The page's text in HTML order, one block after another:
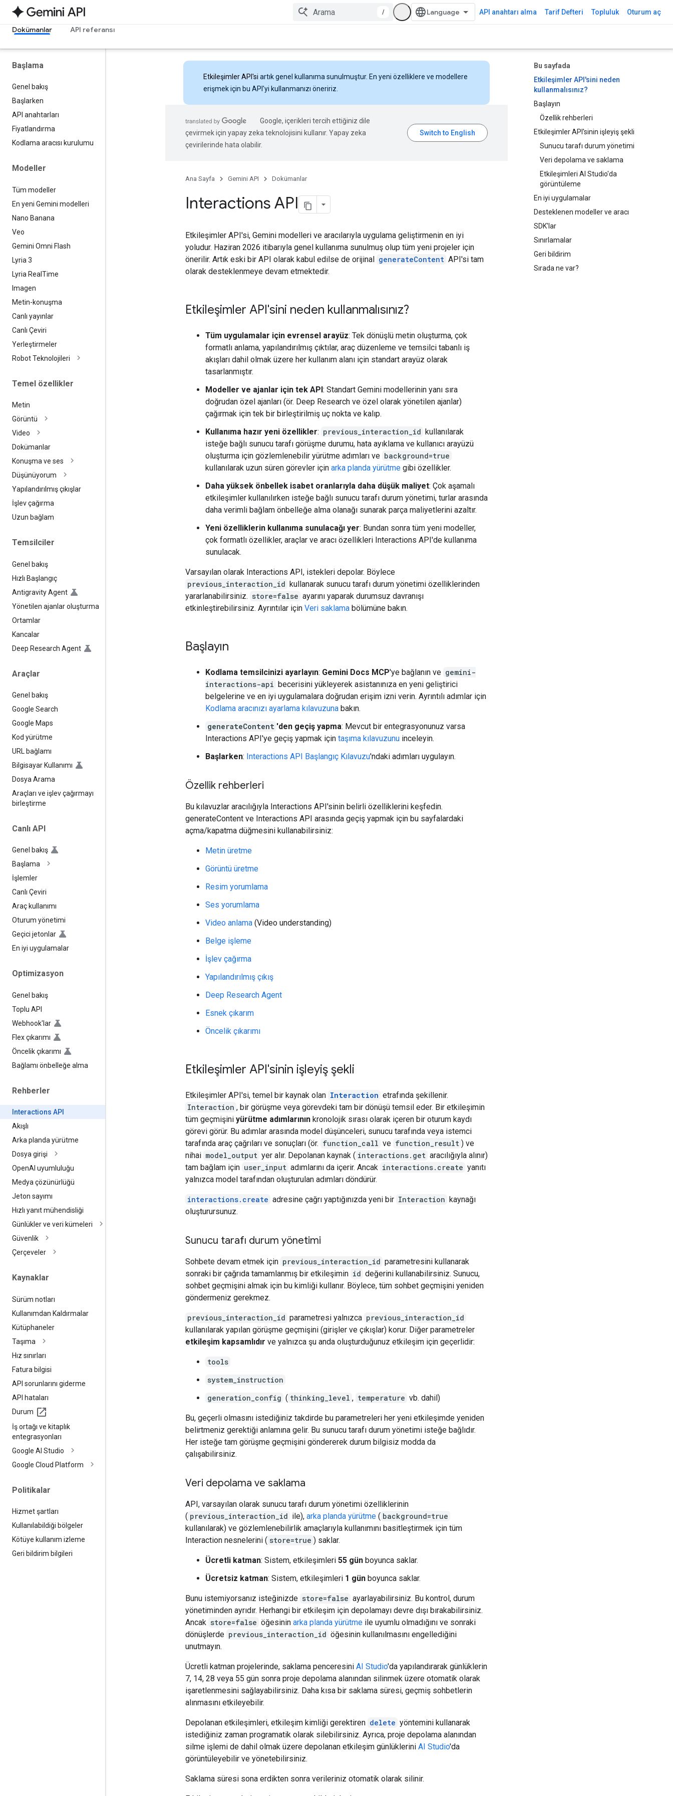
/ API anahtarı alma Tarif Defteri Topluluk Oturum aç
Dokümanlar API referansı
Başlama
Genel bakış
Başlarken
API anahtarları
Fiyatlandırma
Kodlama aracısı kurulumu
Modeller
Tüm modeller
En yeni Gemini modelleri
Nano Banana
Veo
Gemini Omni Flash
Lyria 3
Lyria Real Time
Imagen
Metin-konuşma
Canlı yayınlar
Canlı Çeviri
Yerleştirmeler
Robot Teknolojileri
Temel özellikler
Metin
Görüntü
Video
Dokümanlar
Konuşma ve ses
Düşünüyorum
Yapılandırılmış çıkışlar
İşlev çağırma
Uzun bağlam
Temsilciler
Genel bakış
Hızlı Başlangıç
Antigravity Agent
Yönetilen ajanlar oluşturma
Ortamlar
Kancalar
Deep Research Agent
Araçlar
Genel bakış
Google Search
Google Maps
Kod yürütme
URL bağlamı
Bilgisayar Kullanımı
Dosya Arama
Araçları ve işlev çağırmayı
birleştirme
Canlı API
Genel bakış
Başlama
İşlemler
Canlı Çeviri
Araç kullanımı
Oturum yönetimi
Geçici jetonlar
En iyi uygulamalar
Optimizasyon
Genel bakış
Toplu API
Webhook'lar
Flex çıkarımı
Öncelik çıkarımı
Bağlamı önbelleğe alma
Rehberler
Interactions API
Akışlı
Arka planda yürütme
Dosya girişi
OpenAI uyumluluğu
Medya çözünürlüğü
Jeton sayımı
Hızlı yanıt mühendisliği
Günlükler ve veri kümeleri
Güvenlik
Çerçeveler
Kaynaklar
Sürüm notları
Kullanımdan Kaldırmalar
Kütüphaneler
Taşıma
Hız sınırları
Fatura bilgisi
API sorunlarını giderme
API hataları
Durum
İş ortağı ve kitaplık
entegrasyonları
Google AI Studio
Google Cloud Platform
Politikalar
Hizmet şartları
Kullanılabildiği bölgeler
Kötüye kullanım izleme
Geri bildirim bilgileri
Bu sayfada
Etkileşimler API'sini neden
kullanmalısınız?
Başlayın
Özellik rehberleri
Etkileşimler API'sinin işleyiş şekli
Sunucu tarafı durum yönetimi
Veri depolama ve saklama
Etkileşimleri AI Studio'da
görüntüleme
En iyi uygulamalar
Desteklenen modeller ve aracı
SDK'lar
Sınırlamalar
Geri bildirim
Sırada ne var?
Etkileşimler API'si artık genel kullanıma sunulmuştur. En yeni özelliklere ve modellere
erişmek için bu API'yi kullanmanızı öneririz.
Google, içerikleri tercih ettiğiniz dile
çevirmek için yapay zeka teknolojisini kullanır. Yapay zeka
çevirilerinde hata olabilir.
Ana Sayfa Gemini API Dokümanlar
Interactions API
Etkileşimler API'si, Gemini modelleri ve aracılarıyla uygulama geliştirmenin en iyi
yoludur. Haziran 2026 itibarıyla genel kullanıma sunulmuş olup tüm yeni projeler için
önerilir. Artık eski bir API olarak kabul edilse de orijinal generateContent API'si tam
olarak desteklenmeye devam etmektedir.
Etkileşimler API'sini neden kullanmalısınız?
Tüm uygulamalar için evrensel arayüz: Tek dönüşlü metin oluşturma, çok
formatlı anlama, yapılandırılmış çıktılar, araç düzenleme ve temsilci tabanlı iş
akışları dahil olmak üzere her kullanım alanı için standart arayüz olarak
tasarlanmıştır.
Modeller ve ajanlar için tek API: Standart Gemini modellerinin yanı sıra
doğrudan özel ajanları (ör. Deep Research ve özel olarak yönetilen ajanlar)
çağırmak için tek bir birleştirilmiş uç nokta ve kalıp.
Kullanıma hazır yeni özellikler: previous_interaction_id kullanılarak
isteğe bağlı sunucu tarafı görüşme durumu, hata ayıklama ve kullanıcı arayüzü
oluşturma için gözlemlenebilir yürütme adımları ve background=true
kullanılarak uzun süren görevler için arka planda yürütme gibi özellikler.
Daha yüksek önbellek isabet oranlarıyla daha düşük maliyet: Çok aşamalı
etkileşimler kullanılırken isteğe bağlı sunucu tarafı durum yönetimi, turlar arasında
daha verimli bağlam önbelleğe alma olanağı sunarak parça maliyetlerini azaltır.
Yeni özelliklerin kullanıma sunulacağı yer: Bundan sonra tüm yeni modeller,
çok formatlı özellikler, araçlar ve aracı özellikleri Interactions API'de kullanıma
sunulacak.
Varsayılan olarak Interactions API, istekleri depolar. Böylece
previous_interaction_id kullanarak sunucu tarafı durum yönetimi özelliklerinden
yararlanabilirsiniz. store=false ayarını yaparak durumsuz davranışı
etkinleştirebilirsiniz. Ayrıntılar için Veri saklama bölümüne bakın.
Başlayın
Kodlama temsilcinizi ayarlayın: Gemini Docs MCP'ye bağlanın ve gemini-
interactions-api becerisini yükleyerek asistanınıza en yeni geliştirici
belgelerine ve en iyi uygulamalara doğrudan erişim izni verin. Ayrıntılı adımlar için
Kodlama aracınızı ayarlama kılavuzuna bakın.
generateContent 'den geçiş yapma: Mevcut bir entegrasyonunuz varsa
Interactions API'ye geçiş yapmak için taşıma kılavuzunu inceleyin.
Başlarken: Interactions API Başlangıç Kılavuzu'ndaki adımları uygulayın.
Özellik rehberleri
Bu kılavuzlar aracılığıyla Interactions API'sinin belirli özelliklerini keşfedin.
generateContent ve Interactions API arasında geçiş yapmak için bu sayfalardaki
açma/kapatma düğmesini kullanabilirsiniz:
Metin üretme
Görüntü üretme
Resim yorumlama
Ses yorumlama
Video anlama (Video understanding)
Belge işleme
İşlev çağırma
Yapılandırılmış çıkış
Deep Research Agent
Esnek çıkarım
Öncelik çıkarımı
Etkileşimler API'sinin işleyiş şekli
Etkileşimler API'si, temel bir kaynak olan Interaction etrafında şekillenir.
Interaction , bir görüşme veya görevdeki tam bir dönüşü temsil eder. Bir etkileşimin
tüm geçmişini yürütme adımlarının kronolojik sırası olarak içeren bir oturum kaydı
görevi görür. Bu adımlar arasında model düşünceleri, sunucu tarafında veya istemci
tarafında araç çağrıları ve sonuçları (ör. function_call ve function_result ) ve
nihai model_output yer alır. Depolanan kaynak ( interactions.get aracılığıyla alınır)
tam bağlam için user_input adımlarını da içerir. Ancak interactions.create yanıtı
yalnızca model tarafından oluşturulan adımları döndürür.
interactions.create adresine çağrı yaptığınızda yeni bir Interaction kaynağı
oluşturursunuz.
Sunucu tarafı durum yönetimi
Sohbete devam etmek için previous_interaction_id parametresini kullanarak
sonraki bir çağrıda tamamlanmış bir etkileşimin id değerini kullanabilirsiniz. Sunucu,
sohbet geçmişini almak için bu kimliği kullanır. Böylece, tüm sohbet geçmişini yeniden
göndermeniz gerekmez.
previous_interaction_id parametresi yalnızca previous_interaction_id
kullanılarak yapılan görüşme geçmişini (girişler ve çıkışlar) korur. Diğer parametreler
etkileşim kapsamlıdır ve yalnızca şu anda oluşturduğunuz etkileşim için geçerlidir:
tools
system_instruction
generation_config ( thinking_level , temperature vb. dahil)
Bu, geçerli olmasını istediğiniz takdirde bu parametreleri her yeni etkileşimde yeniden
belirtmeniz gerektiği anlamına gelir. Bu sunucu tarafı durum yönetimi isteğe bağlıdır.
Her isteğe tam görüşme geçmişini göndererek durum bilgisiz modda da
çalışabilirsiniz.
Veri depolama ve saklama
API, varsayılan olarak sunucu tarafı durum yönetimi özelliklerinin
( previous_interaction_id ile), arka planda yürütme ( background=true
kullanılarak) ve gözlemlenebilirlik amaçlarıyla kullanımını basitleştirmek için tüm
Interaction nesnelerini ( store=true ) saklar.
Ücretli katman: Sistem, etkileşimleri 55 gün boyunca saklar.
Ücretsiz katman: Sistem, etkileşimleri 1 gün boyunca saklar.
Bunu istemiyorsanız isteğinizde store=false ayarlayabilirsiniz. Bu kontrol, durum
yönetiminden ayrıdır. Herhangi bir etkileşim için depolamayı devre dışı bırakabilirsiniz.
Ancak store=false öğesinin arka planda yürütme ile uyumlu olmadığını ve sonraki
dönüşlerde previous_interaction_id öğesinin kullanılmasını engellediğini
unutmayın.
Ücretli katman projelerinde, saklama penceresini AI Studio'da yapılandırarak günlüklerin
7, 14, 28 veya 55 gün sonra proje depolama alanından silinmek üzere otomatik olarak
işaretlenmesini sağlayabilirsiniz. Daha kısa bir saklama süresi, geçmiş sohbetlerin
alınmasını etkileyebilir.
Depolanan etkileşimleri, etkileşim kimliği gerektiren delete yöntemini kullanarak
istediğiniz zaman programatik olarak silebilirsiniz. Ayrıca, proje depolama alanından
silme işlemi de dahil olmak üzere depolanan etkileşim günlüklerini AI Studio'da
görüntüleyebilir ve yönetebilirsiniz.
Saklama süresi sona erdikten sonra verileriniz otomatik olarak silinir.